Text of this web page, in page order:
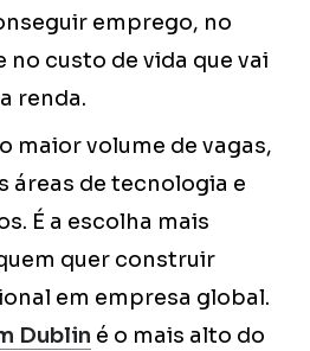
emprego, no
custo de vida que vai
renda.
maior volume de vagas,
áreas de tecnologia e
É a escolha mais
quer construir
em empresa global.
Dublin é o mais alto do